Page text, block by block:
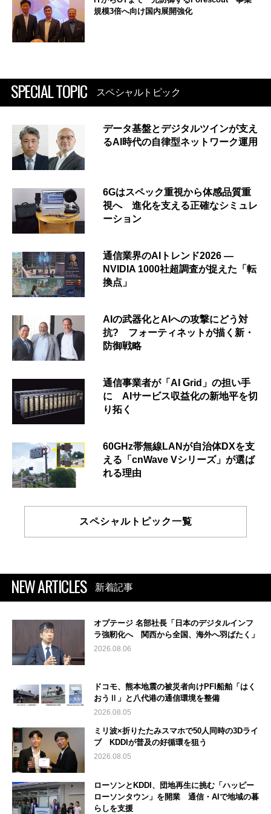
規模3倍へ向け国内展開強化
SPECIAL TOPIC スペシャルトピック
データ基盤とデジタルツインが支え
るAI時代の自律型ネットワーク運用
6Gはスペック重視から体感品質重
視へ 進化を支える正確なシミュレ
ーション
通信業界のAIトレンド2026 ―
NVIDIA 1000社超調査が捉えた「転
換点」
AIの武器化とAIへの攻撃にどう対
抗? フォーティネットが描く新・
防御戦略
通信事業者が「AI Grid」の担い手
に AIサービス収益化の新地平を切
り拓く
60GHz帯無線LANが自治体DXを支
える「cnWave Vシリーズ」が選ば
れる理由
スペシャルトピック一覧
NEW ARTICLES 新着記事
オプテージ 名部社長「日本のデジタルインフ
ラ強靭化へ 関西から全国、海外へ羽ばたく」
2026.08.06
ドコモ、熊本地震の被災者向けPFI船舶「はく
おうⅡ」と八代港の通信環境を整備
2026.08.05
ミリ波×折りたたみスマホで50人同時の3Dライ
ブ KDDIが普及の好循環を狙う
2026.08.05
ローソンとKDDI、団地再生に挑む「ハッピー
ローソンタウン」を開業 通信・AIで地域の暮
らしを支援